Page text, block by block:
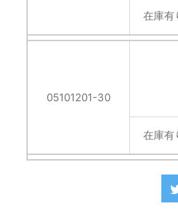
在庫有
05101201-30
在庫有